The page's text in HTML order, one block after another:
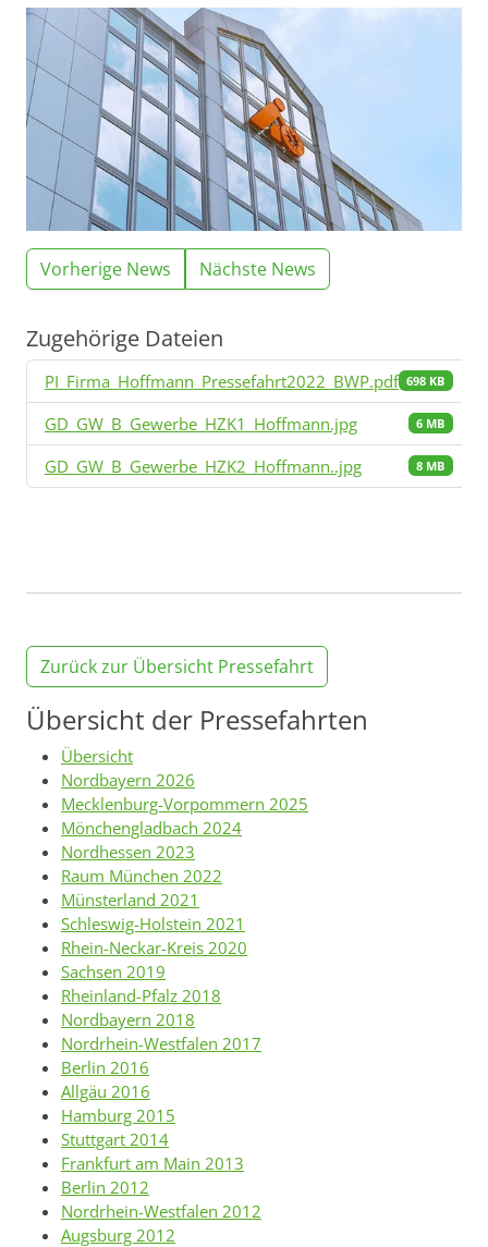
Vorherige News Nächste News
Zugehörige Dateien
PI_Firma_Hoffmann_Pressefahrt2022_BWP.pdf 698 KB
GD_GW_B_Gewerbe_HZK1_Hoffmann.jpg 6 MB
GD_GW_B_Gewerbe_HZK2_Hoffmann..jpg 8 MB
Zurück zur Übersicht Pressefahrt
Übersicht der Pressefahrten
Übersicht
Nordbayern 2026
Mecklenburg-Vorpommern 2025
Mönchengladbach 2024
Nordhessen 2023
Raum München 2022
Münsterland 2021
Schleswig-Holstein 2021
Rhein-Neckar-Kreis 2020
Sachsen 2019
Rheinland-Pfalz 2018
Nordbayern 2018
Nordrhein-Westfalen 2017
Berlin 2016
Allgäu 2016
Hamburg 2015
Stuttgart 2014
Frankfurt am Main 2013
Berlin 2012
Nordrhein-Westfalen 2012
Augsburg 2012